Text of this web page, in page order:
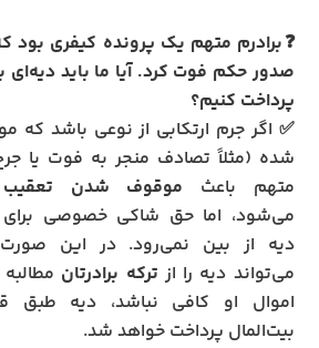
❓برادرم متهم یک پرونده کیفری بود
صدور حکم فوت کرد. آیا ما باید دیه‌ای
پرداخت کنیم؟
✅ اگر جرم ارتکابی از نوعی باشد که
شده (مثلاً تصادف منجر به فوت یا
متهم باعث موقوف شدن تعقیب
می‌شود، اما حق شاکی خصوصی برای
دیه از بین نمی‌رود. در این
می‌تواند دیه را از ترکه برادرتان
اموال او کافی نباشد، دیه طبق
بیت‌المال پرداخت خواهد شد.